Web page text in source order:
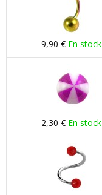
9,90 € En stock
2,30 € En stock